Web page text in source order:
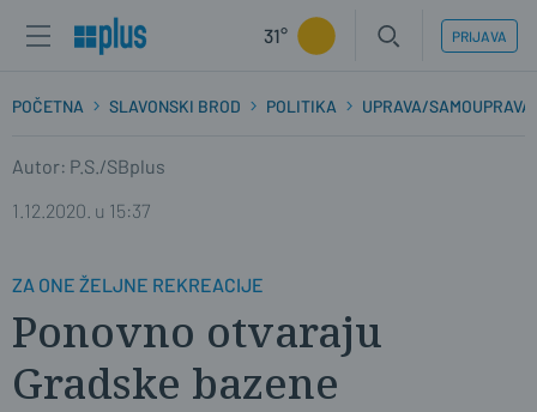
31° PRIJAVA
POČETNA SLAVONSKI BROD POLITIKA UPRAVA/SAMOUPRAVA
Autor: P.S./SBplus
1.12.2020. u 15:37
ZA ONE ŽELJNE REKREACIJE
Ponovno otvaraju
Gradske bazene